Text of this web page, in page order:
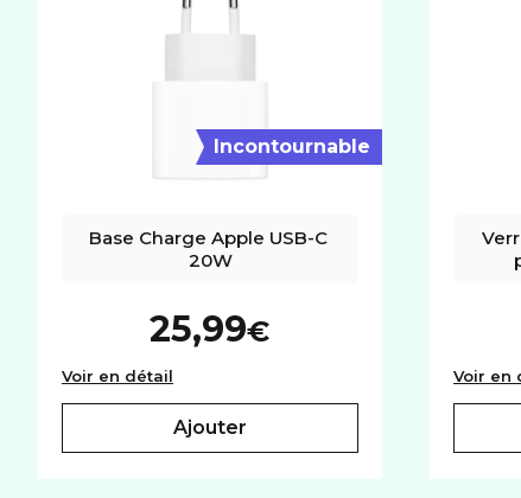
Incontournable
Base Charge Apple USB-C
20W
25,99€
Voir en détail
ajouter
Voir en